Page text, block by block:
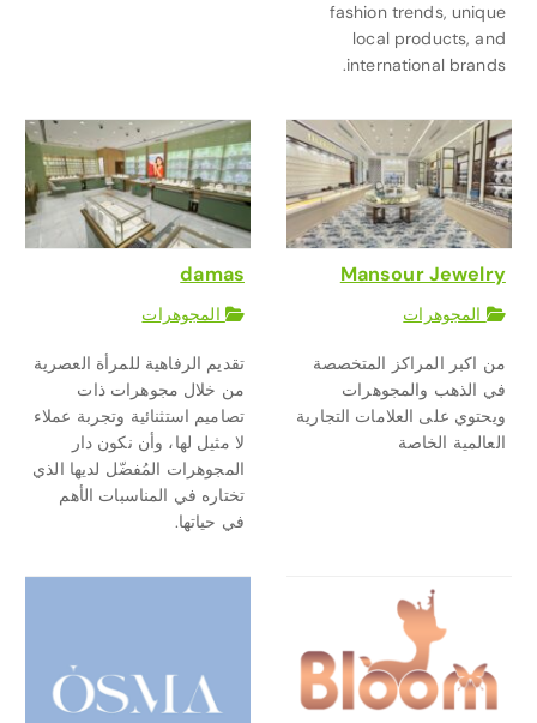
fashion trends, unique
local products, and
international brands.
Mansour Jewelry
المجوهرات
من اكبر المراكز المتخصصة
في الذهب والمجوهرات
ويحتوي على العلامات التجارية
العالمية الخاصة
damas
المجوهرات
تقديم الرفاهية للمرأة العصرية
من خلال مجوهرات ذات
تصاميم استثنائية وتجربة عملاء
لا مثيل لها، وأن نكون دار
المجوهرات المُفضّل لديها الذي
تختاره في المناسبات الأهم
في حياتها.